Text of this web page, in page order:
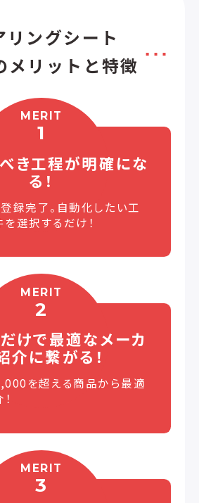
リングシート
メリットと特徴
MERIT
1
き工程が明確にな
る！
録完了。自動化したい工
選択するだけ！
MERIT
2
けで最適なメーカ
介に繋がる！
を超える商品から最適
MERIT
3